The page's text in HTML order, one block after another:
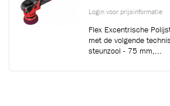
Login voor prijsinformatie
Flex Excentrische
met de volgende
steunzool - 75 mm,...